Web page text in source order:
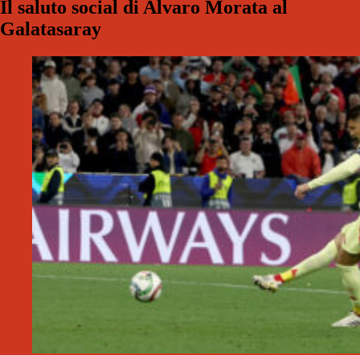
Il saluto social di Alvaro Morata al
Galatasaray